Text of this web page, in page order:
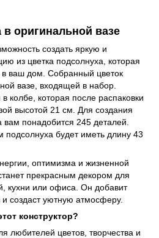
оригинальной вазе
создать яркую и
из цветка подсолнуха, которая
в ваш дом. Собранный цветок
вазе, входящей в набор.
в колбе, которая после распаковки
высотой 21 см. Для создания
вам понадобится 245 деталей.
подсолнуха будет иметь длину 43
оптимизма и жизненной
прекрасным декором для
кухни или офиса. Он добавит
и создаст уютную атмосферу.
конструктор?
любителей цветов, творчества и